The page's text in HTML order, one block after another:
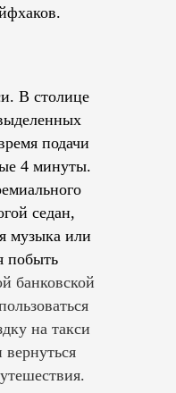
В столице
подачи
4 минуты.
седан,
музыка или
побыть
банковской
на такси
вернуться